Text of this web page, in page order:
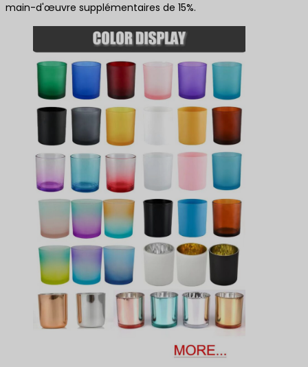
main-d'œuvre supplémentaires de 15%.